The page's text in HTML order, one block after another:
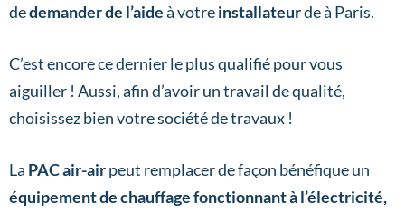
dedemander de l’aideà votreinstallateurde à Paris.
C’est encore ce dernier le plus qualifié pour vous
aiguiller ! Aussi, afin d’avoir un travail de qualité,
choisissez bien votre société de travaux !
La PAC air-airpeut remplacer de façon bénéfique un
équipement de chauffage fonctionnant à l’électricité,